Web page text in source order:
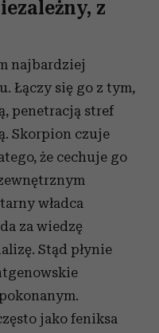
z
najbardziej
Łączy się go z tym,
penetracją stref
Skorpion czuje
że cechuje go
władca
za wiedzę
Stąd płynie
jako feniksa